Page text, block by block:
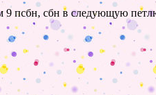
9 псбн, сбн в следующую